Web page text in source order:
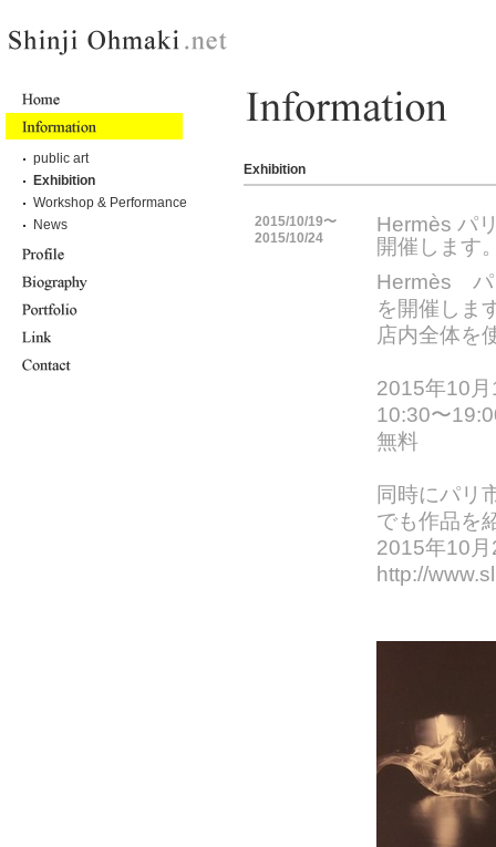
Exhibition
2015/10/19〜
2015/10/24
Hermès パ
開催します
Hermès パ
を開催しま
店内全体を
2015年10
10:30〜
無料
同時にパリ
でも作品を
2015年10
http://
public art
Exhibition
Workshop & Performance
News